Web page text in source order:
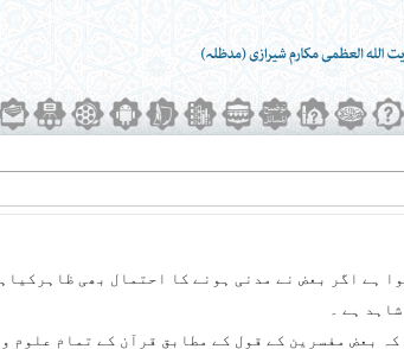
ہے اگر بعض نے مدنی ہونے کا احتمال بھی
ہے ۔
بعض مفسرین کے قول کے مطابق قرآن کے تمام علوم